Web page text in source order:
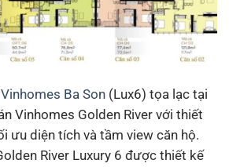
Ba Son (Lux6) tọa lạc tại
Vinhomes Golden River với thiết
ưu diện tích và tầm view căn hộ.
River Luxury 6 được thiết kế